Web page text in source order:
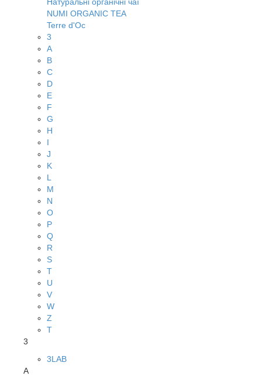
NUMI ORGANIC TEA
Terre d'Oc
3
A
B
C
D
E
F
G
H
I
J
K
L
M
N
O
P
Q
R
S
T
U
V
W
Z
Т
3
3LAB
A